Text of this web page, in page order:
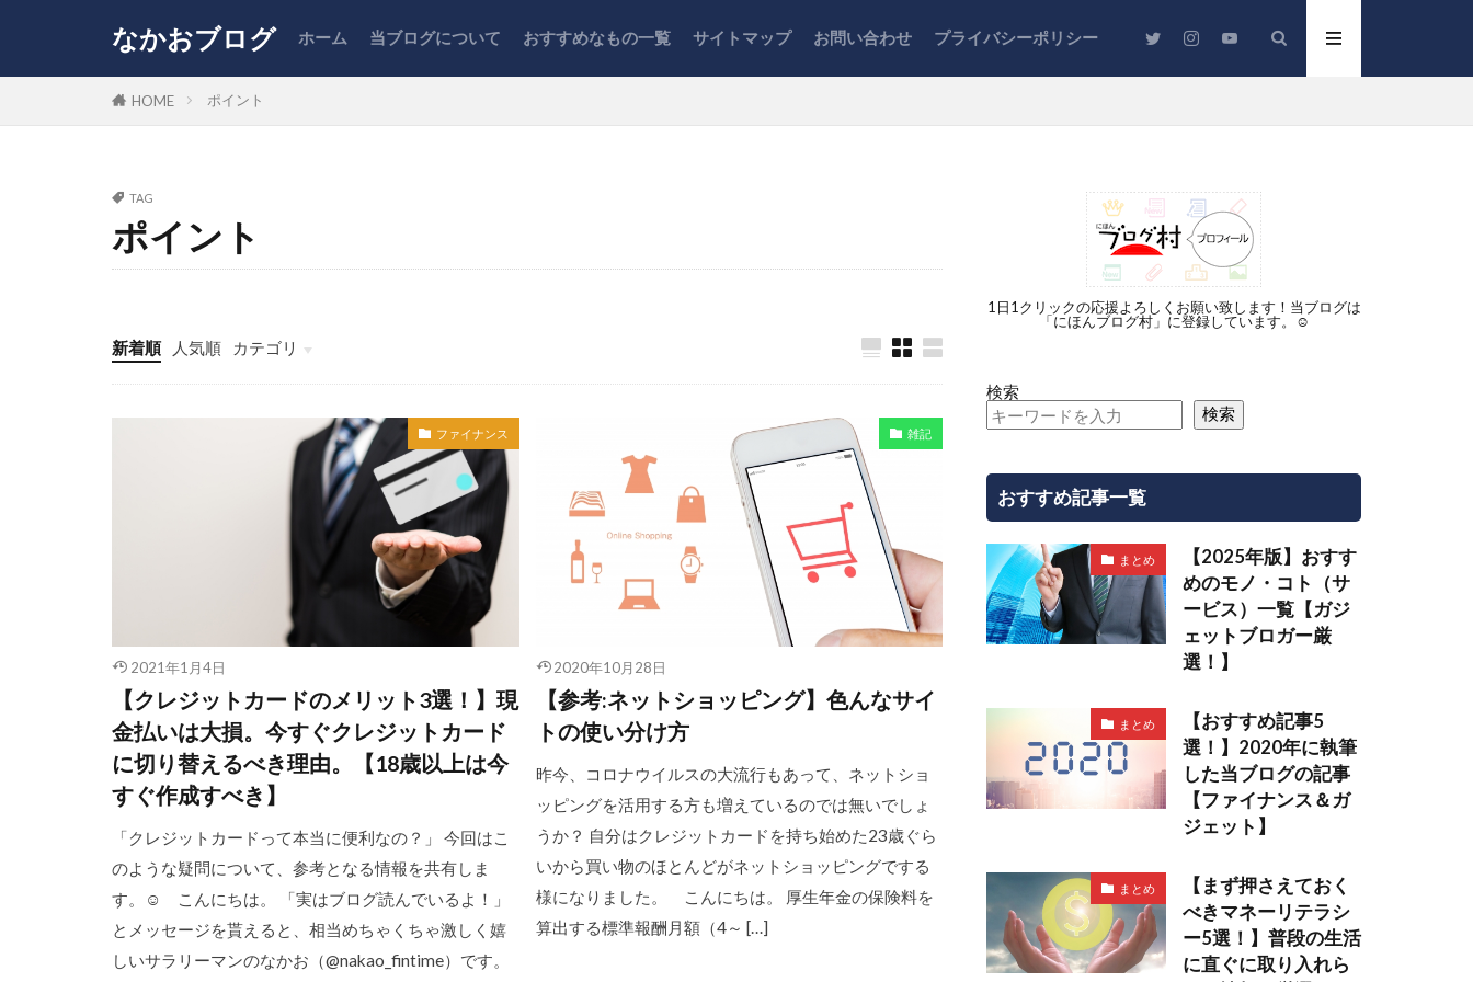
なかおブログ ホーム 当ブログについて おすすめなもの一覧 サイトマップ お問い合わせ プライバシーポリシー
HOME ポイント
TAG
ポイント
新着順 人気順
カテゴリ
ファイナンス
ガジェット
投資
雑記
まとめ
ファイナンス
2021年1月4日
【クレジットカードのメリット3選！】現
金払いは大損。今すぐクレジットカード
に切り替えるべき理由。【18歳以上は今
すぐ作成すべき】
「クレジットカードって本当に便利なの？」 今回はこ
のような疑問について、参考となる情報を共有しま
す。☺︎ こんにちは。 「実はブログ読んでいるよ！」
とメッセージを貰えると、相当めちゃくちゃ激しく嬉
しいサラリーマンのなかお（@nakao_fintime）です。
雑記
2020年10月28日
【参考:ネットショッピング】色んなサイ
トの使い分け方
昨今、コロナウイルスの大流行もあって、ネットショ
ッピングを活用する方も増えているのでは無いでしょ
うか？ 自分はクレジットカードを持ち始めた23歳ぐら
いから買い物のほとんどがネットショッピングでする
様になりました。 こんにちは。 厚生年金の保険料を
算出する標準報酬月額（4～ […]
1日1クリックの応援よろしくお願い致します！当ブログは
「にほんブログ村」に登録しています。☺︎
検索
検索
おすすめ記事一覧
まとめ
【2025年版】おすす
めのモノ・コト（サ
ービス）一覧【ガジ
ェットブロガー厳
選！】
まとめ
【おすすめ記事5
選！】2020年に執筆
した当ブログの記事
【ファイナンス＆ガ
ジェット】
まとめ
【まず押さえておく
べきマネーリテラシ
ー5選！】普段の生活
に直ぐに取り入れら
ふるさと納税
カテゴリー
NISA PC作業 オフィスチェア キーボード キャッシュレス
クレジットカード
保険
充電器
心理学 投資信託
検索